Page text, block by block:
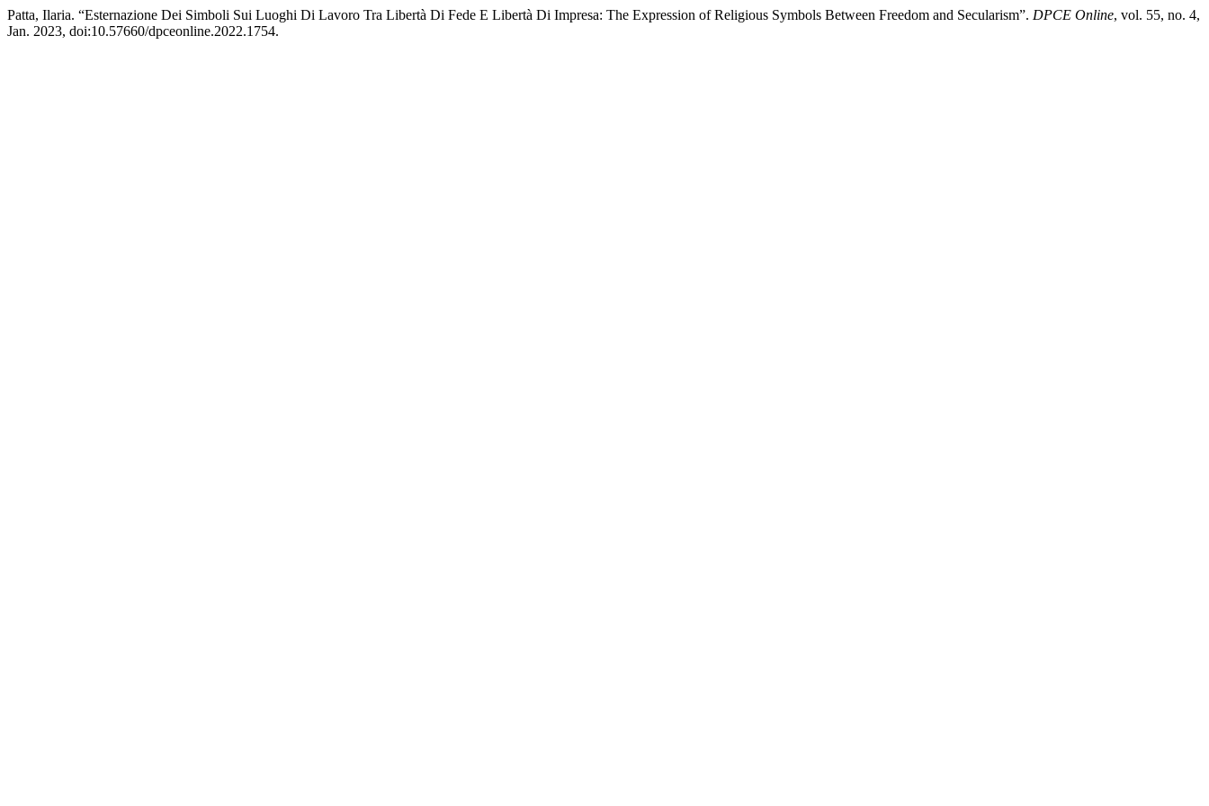
Patta, Ilaria. “Esternazione Dei Simboli Sui Luoghi Di Lavoro Tra Libertà Di Fede E Libertà Di Impresa: The Expression of Religious Symbols Between Freedom and Secularism”. DPCE Online, vol. 55, no. 4,
Jan. 2023, doi:10.57660/dpceonline.2022.1754.